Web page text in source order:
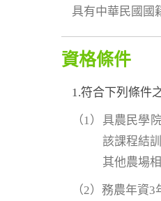
具有中華民國國
資格條件
1.符合下列條件
（1）具農民學
該課程結
其他農場
（2）務農年資